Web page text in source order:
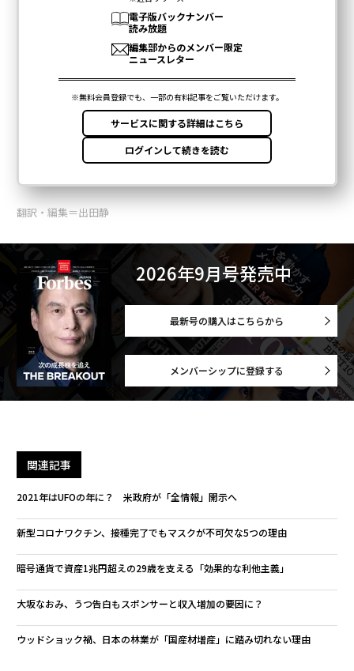
翻訳・編集＝出田静
2026年9月号発売中
最新号の購入はこちらから
メンバーシップに登録する
関連記事
2021年はUFOの年に？ 米政府が「全情報」開示へ
新型コロナワクチン、接種完了でもマスクが不可欠な5つの理由
暗号通貨で資産1兆円超えの29歳を支える「効果的な利他主義」
大坂なおみ、うつ告白もスポンサーと収入増加の要因に？
ウッドショック禍、日本の林業が「国産材増産」に踏み切れない理由